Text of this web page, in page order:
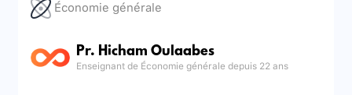
Économie générale
Pr. Hicham Oulaabes
Enseignant de Économie générale depuis 22 ans